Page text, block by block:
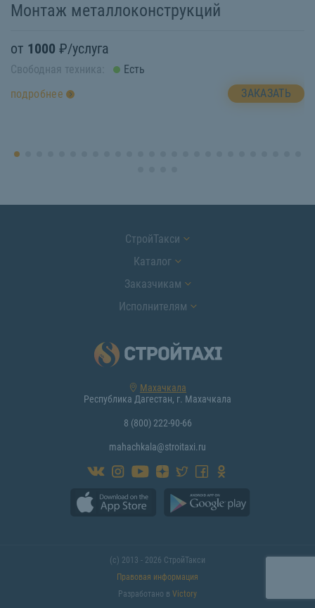
Монтаж металлоконструкций
от 1000 ₽/услуга
Свободная техника:
Есть
подробнее
ЗАКАЗАТЬ
СтройТакси
Каталог
Заказчикам
Исполнителям
Махачкала
Республика Дагестан, г. Махачкала
8 (800) 222-90-66
mahachkala@stroitaxi.ru
(с) 2013 - 2026 СтройТакси
Правовая информация
Разработано в Victory